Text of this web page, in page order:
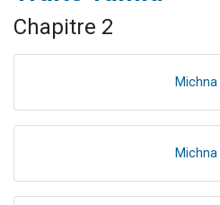
Chapitre 2
Michna
Michna